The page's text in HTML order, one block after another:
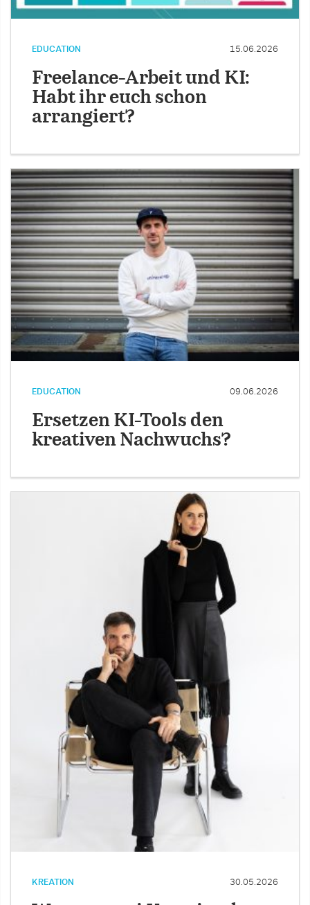
EDUCATION 15.06.2026
Freelance-Arbeit und KI:
Habt ihr euch schon
arrangiert?
EDUCATION 09.06.2026
Ersetzen KI-Tools den
kreativen Nachwuchs?
KREATION 30.05.2026